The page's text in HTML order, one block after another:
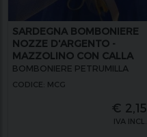
SARDEGNA BOMBONIERE
NOZZE D'ARGENTO -
MAZZOLINO CON CALLA
GRANDE
BOMBONIERE PETRUMILLA
CODICE: MCG
€ 2,15
IVA INCL.